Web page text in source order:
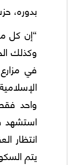
بدوره،
“إن كل
وكذلك
في
واحد
استشهد
انتظار
يتم